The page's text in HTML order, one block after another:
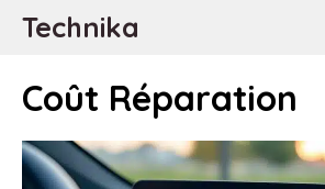
AllerTechnika
Coût Réparation